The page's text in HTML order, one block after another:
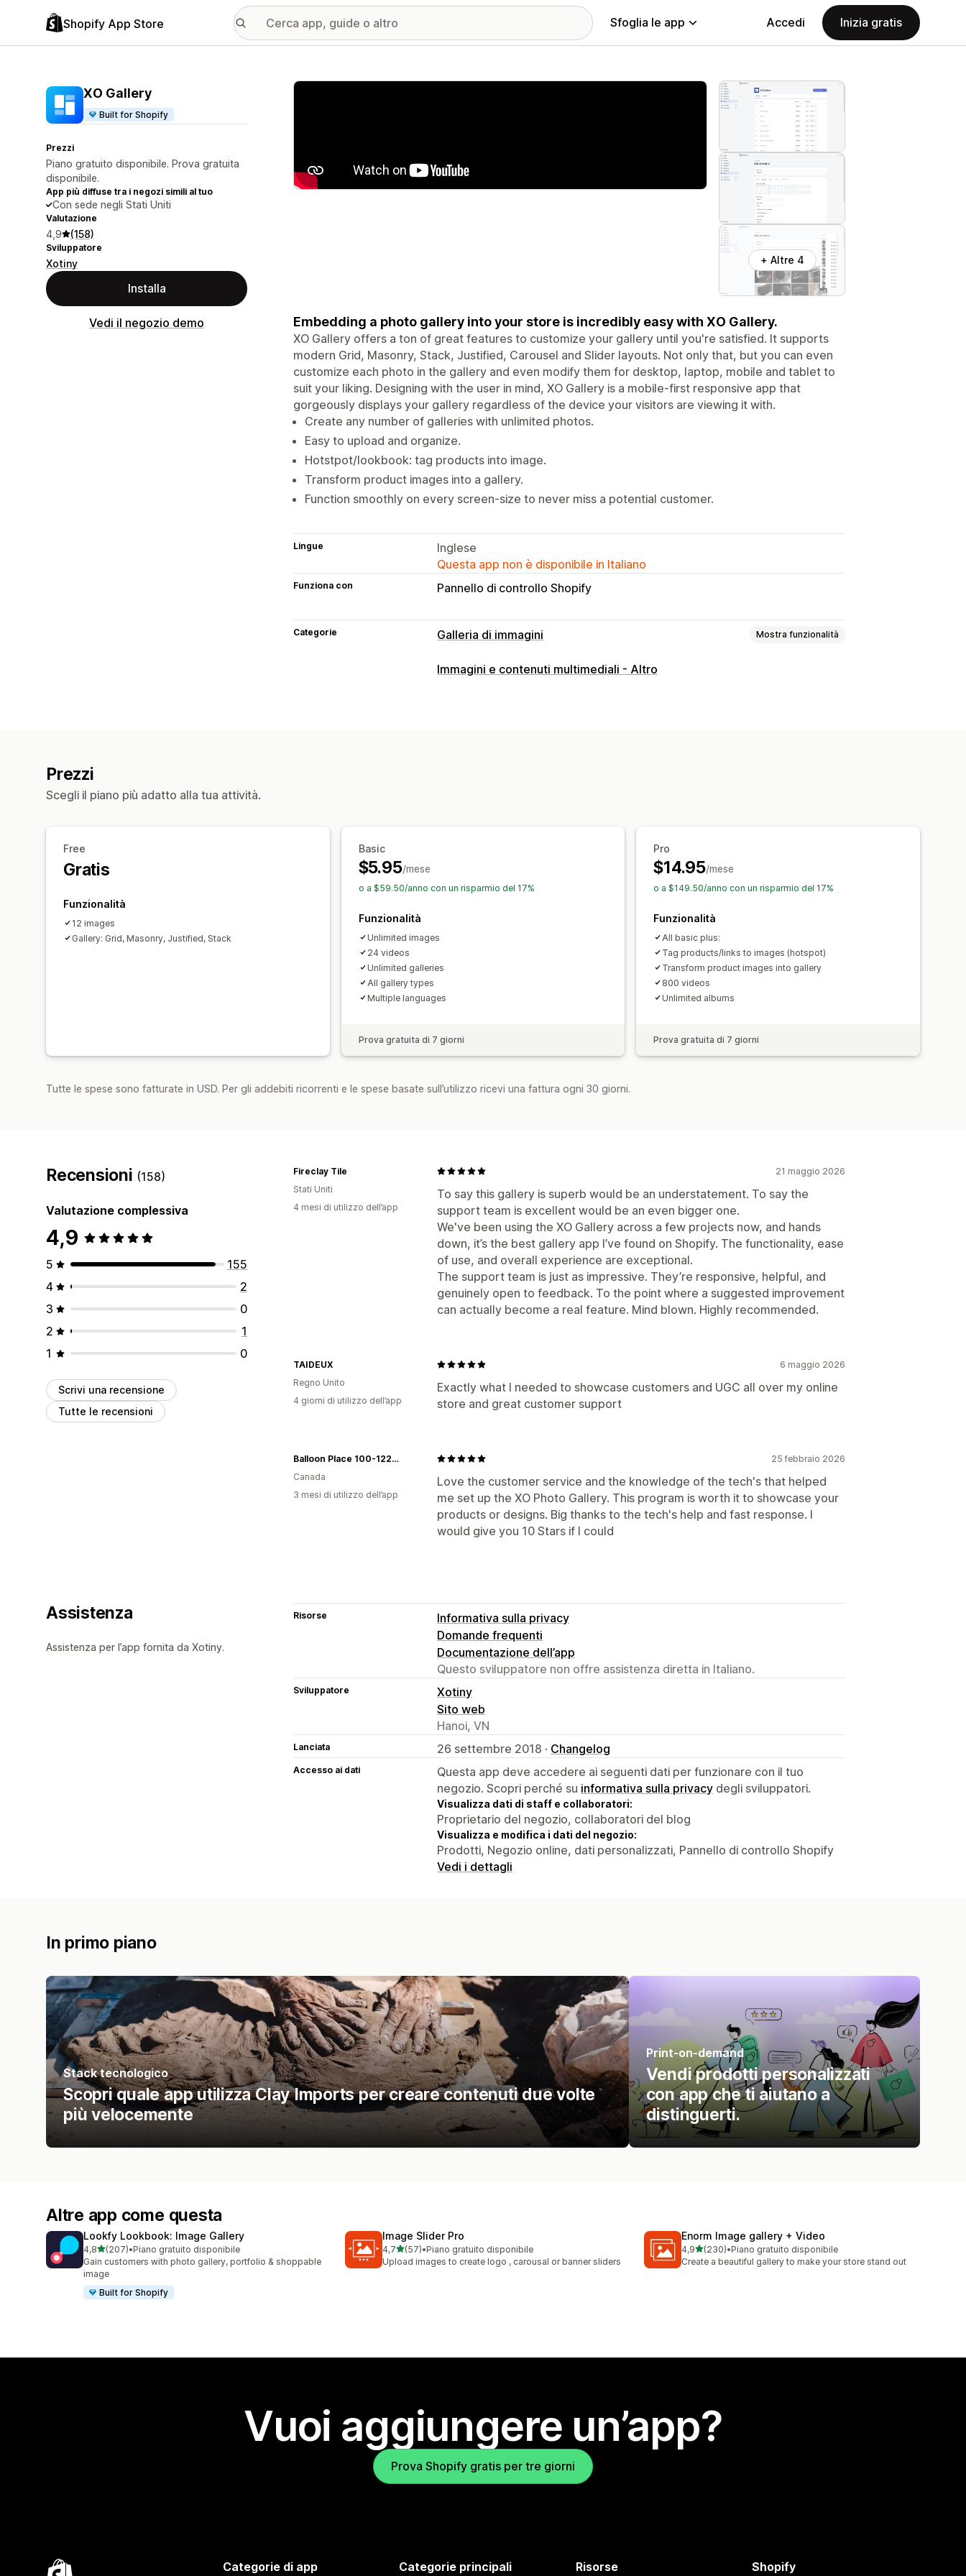
Shopify App Store Sfoglia le app Accedi Inizia gratis
XO Gallery
Built for Shopify
Prezzi
Piano gratuito disponibile. Prova gratuita
disponibile.
App più diffuse tra i negozi simili al tuo
Con sede negli Stati Uniti
Valutazione
4,9 (158)
Sviluppatore
Xotiny
Installa
Vedi il negozio demo
Galleria immagini in evidenza
+ Altre 4
Embedding a photo gallery into your store is incredibly easy with XO Gallery.
XO Gallery offers a ton of great features to customize your gallery until you're satisfied. It supports
modern Grid, Masonry, Stack, Justified, Carousel and Slider layouts. Not only that, but you can even
customize each photo in the gallery and even modify them for desktop, laptop, mobile and tablet to
suit your liking. Designing with the user in mind, XO Gallery is a mobile-first responsive app that
gorgeously displays your gallery regardless of the device your visitors are viewing it with.
Create any number of galleries with unlimited photos.
Easy to upload and organize.
Hotstpot/lookbook: tag products into image.
Transform product images into a gallery.
Function smoothly on every screen-size to never miss a potential customer.
Lingue
Inglese
Questa app non è disponibile in Italiano
Funziona con Pannello di controllo Shopify
Categorie Galleria di immagini Mostra funzionalità
Tipi di galleria
Immagini e contenuti multimediali - Altro
Prezzi
Scegli il piano più adatto alla tua attività.
Free
Gratis
Funzionalità
12 images
Gallery: Grid, Masonry, Justified, Stack
Basic
$5.95/mese
o a $59.50/anno con un risparmio del 17%
Funzionalità
Unlimited images
24 videos
Unlimited galleries
All gallery types
Multiple languages
Prova gratuita di 7 giorni
Pro
$14.95/mese
o a $149.50/anno con un risparmio del 17%
Funzionalità
All basic plus:
Tag products/links to images (hotspot)
Transform product images into gallery
800 videos
Unlimited albums
Prova gratuita di 7 giorni
Tutte le spese sono fatturate in USD. Per gli addebiti ricorrenti e le spese basate sull’utilizzo ricevi una fattura ogni 30 giorni.
Recensioni (158)
Valutazione complessiva
4,9
5
155
4
2
3
0
2
1
1
0
Scrivi una recensione
Tutte le recensioni
21 maggio 2026
To say this gallery is superb would be an understatement. To say the
support team is excellent would be an even bigger one.
We've been using the XO Gallery across a few projects now, and hands
down, it’s the best gallery app I’ve found on Shopify. The functionality, ease
of use, and overall experience are exceptional.
The support team is just as impressive. They’re responsive, helpful, and
genuinely open to feedback. To the point where a suggested improvement
can actually become a real feature. Mind blown. Highly recommended.
Fireclay Tile
Stati Uniti
4 mesi di utilizzo dell’app
6 maggio 2026
Exactly what I needed to showcase customers and UGC all over my online
store and great customer support
TAIDEUX
Regno Unito
4 giorni di utilizzo dell’app
25 febbraio 2026
Love the customer service and the knowledge of the tech's that helped
me set up the XO Photo Gallery. This program is worth it to showcase your
products or designs. Big thanks to the tech's help and fast response. I
would give you 10 Stars if I could
Balloon Place 100-12211 First Ave, Richmond BC V7E 3M3 GST NUMBER 813999539
Canada
3 mesi di utilizzo dell’app
Assistenza
Assistenza per l’app fornita da Xotiny.
Risorse
Informativa sulla privacy
Domande frequenti
Documentazione dell’app
Questo sviluppatore non offre assistenza diretta in Italiano.
Sviluppatore
Xotiny
Sito web
Hanoi, VN
Lanciata 26 settembre 2018 · Changelog
Accesso ai dati
Questa app deve accedere ai seguenti dati per funzionare con il tuo
negozio. Scopri perché su informativa sulla privacy degli sviluppatori.
Visualizza dati di staff e collaboratori:
Proprietario del negozio, collaboratori del blog
Visualizza e modifica i dati del negozio:
Prodotti, Negozio online, dati personalizzati, Pannello di controllo Shopify
Vedi i dettagli
In primo piano
Stack tecnologico
Scopri quale app utilizza Clay Imports per creare contenuti due volte
più velocemente
Print-on-demand
Vendi prodotti personalizzati
con app che ti aiutano a
distinguerti.
Altre app come questa
Lookfy Lookbook: Image Gallery
4,8stelle su 5
(207)
207 recensioni totali
•Piano gratuito disponibile
Gain customers with photo gallery, portfolio & shoppable
image
Built for Shopify
Image Slider Pro
4,7stelle su 5
(57)
57 recensioni totali
•Piano gratuito disponibile
Upload images to create logo , carousal or banner sliders
Enorm Image gallery + Video
4,9stelle su 5
(230)
230 recensioni totali
•Piano gratuito disponibile
Create a beautiful gallery to make your store stand out
Vuoi aggiungere un’app?
Prova Shopify gratis per tre giorni
Categorie di app Categorie principali Risorse Shopify